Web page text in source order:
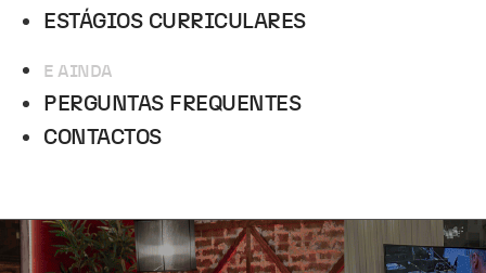
ESTÁGIOS CURRICULARES
E AINDA
PERGUNTAS FREQUENTES
CONTACTOS